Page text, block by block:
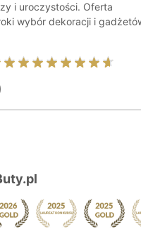
i uroczystości. Oferta
wybór dekoracji i